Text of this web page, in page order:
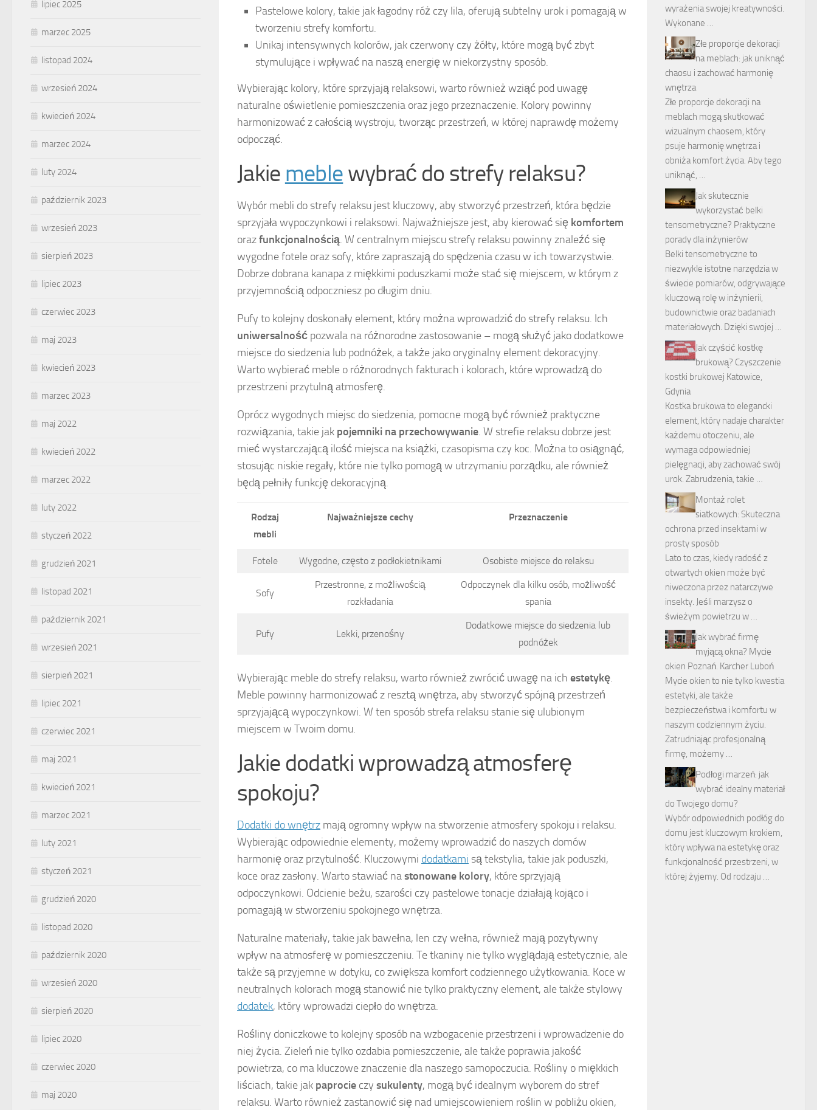
Pastelowe kolory, takie jak łagodny róż czy lila, oferują subtelny urok i pomagają w
tworzeniu strefy komfortu.
Unikaj intensywnych kolorów, jak czerwony czy żółty, które mogą być zbyt
stymulujące i wpływać na naszą energię w niekorzystny sposób.
Wybierając kolory, które sprzyjają relaksowi, warto również wziąć pod uwagę
naturalne oświetlenie pomieszczenia oraz jego przeznaczenie. Kolory powinny
harmonizować z całością wystroju, tworząc przestrzeń, w której naprawdę możemy
odpocząć.
Jakie meblewybrać do strefy relaksu?
Wybór mebli do strefy relaksu jest kluczowy, aby stworzyć przestrzeń, która będzie
sprzyjała wypoczynkowi i relaksowi. Najważniejsze jest, aby kierować się komfortem
orazfunkcjonalnością. W centralnym miejscu strefy relaksu powinny znaleźć się
wygodne fotele oraz sofy, które zapraszają do spędzenia czasu w ich towarzystwie.
Dobrze dobrana kanapa z miękkimi poduszkami może stać się miejscem, w którym z
przyjemnością odpoczniesz po długim dniu.
Pufy to kolejny doskonały element, który można wprowadzić do strefy relaksu. Ich
uniwersalność pozwala na różnorodne zastosowanie – mogą służyć jako dodatkowe
miejsce do siedzenia lub podnóżek, a także jako oryginalny element dekoracyjny.
Warto wybierać meble o różnorodnych fakturach i kolorach, które wprowadzą do
przestrzeni przytulną atmosferę.
Oprócz wygodnych miejsc do siedzenia, pomocne mogą być również praktyczne
rozwiązania, takie jak pojemniki na przechowywanie. W strefie relaksu dobrze jest
mieć wystarczającą ilość miejsca na książki, czasopisma czy koc. Można to osiągnąć,
stosując niskie regały, które nie tylko pomogą w utrzymaniu porządku, ale również
będą pełniły funkcję dekoracyjną.
Rodzaj
mebli
Najważniejsze cechy Przeznaczenie
Fotele Wygodne, często z podłokietnikami Osobiste miejsce do relaksu
Sofy
Przestronne, z możliwością
rozkładania
Odpoczynek dla kilku osób, możliwość
spania
Pufy Lekki, przenośny
Dodatkowe miejsce do siedzenia lub
podnóżek
Wybierając meble do strefy relaksu, warto również zwrócić uwagę na ich estetykę.
Meble powinny harmonizować z resztą wnętrza, aby stworzyć spójną przestrzeń
sprzyjającą wypoczynkowi. W ten sposób strefa relaksu stanie się ulubionym
miejscem w Twoim domu.
Jakie dodatki wprowadzą atmosferę
spokoju?
Dodatki do wnętrz mają ogromny wpływ na stworzenie atmosfery spokoju i relaksu.
Wybierając odpowiednie elementy, możemy wprowadzić do naszych domów
harmonię oraz przytulność. Kluczowymi dodatkami są tekstylia, takie jak poduszki,
koce oraz zasłony. Warto stawiać nastonowane kolory, które sprzyjają
odpoczynkowi. Odcienie beżu, szarości czy pastelowe tonacje działają kojąco i
pomagają w stworzeniu spokojnego wnętrza.
Naturalne materiały, takie jak bawełna, len czy wełna, również mają pozytywny
wpływ na atmosferę w pomieszczeniu. Te tkaniny nie tylko wyglądają estetycznie, ale
także są przyjemne w dotyku, co zwiększa komfort codziennego użytkowania. Koce w
neutralnych kolorach mogą stanowić nie tylko praktyczny element, ale także stylowy
dodatek, który wprowadzi ciepło do wnętrza.
Rośliny doniczkowe to kolejny sposób na wzbogacenie przestrzeni i wprowadzenie do
niej życia. Zieleń nie tylko ozdabia pomieszczenie, ale także poprawia jakość
powietrza, co ma kluczowe znaczenie dla naszego samopoczucia. Rośliny o miękkich
liściach, takie jak paprocie czy sukulenty, mogą być idealnym wyborem do stref
relaksu. Warto również zastanowić się nad umiejscowieniem roślin w pobliżu okien,
lipiec 2025
marzec 2025
listopad 2024
wrzesień 2024
kwiecień 2024
marzec 2024
luty 2024
październik 2023
wrzesień 2023
sierpień 2023
lipiec 2023
czerwiec 2023
maj 2023
kwiecień 2023
marzec 2023
maj 2022
kwiecień 2022
marzec 2022
luty 2022
styczeń 2022
grudzień 2021
listopad 2021
październik 2021
wrzesień 2021
sierpień 2021
lipiec 2021
czerwiec 2021
maj 2021
kwiecień 2021
marzec 2021
luty 2021
styczeń 2021
grudzień 2020
listopad 2020
październik 2020
wrzesień 2020
sierpień 2020
lipiec 2020
czerwiec 2020
maj 2020
wyrażenia swojej kreatywności.
Wykonane …
Złe proporcje dekoracji
na meblach: jak uniknąć
chaosu i zachować harmonię
wnętrza
Złe proporcje dekoracji na
meblach mogą skutkować
wizualnym chaosem, który
psuje harmonię wnętrza i
obniża komfort życia. Aby tego
uniknąć, …
Jak skutecznie
wykorzystać belki
tensometryczne? Praktyczne
porady dla inżynierów
Belki tensometryczne to
niezwykle istotne narzędzia w
świecie pomiarów, odgrywające
kluczową rolę w inżynierii,
budownictwie oraz badaniach
materiałowych. Dzięki swojej …
Jak czyścić kostkę
brukową? Czyszczenie
kostki brukowej Katowice,
Gdynia
Kostka brukowa to elegancki
element, który nadaje charakter
każdemu otoczeniu, ale
wymaga odpowiedniej
pielęgnacji, aby zachować swój
urok. Zabrudzenia, takie …
Montaż rolet
siatkowych: Skuteczna
ochrona przed insektami w
prosty sposób
Lato to czas, kiedy radość z
otwartych okien może być
niweczona przez natarczywe
insekty. Jeśli marzysz o
świeżym powietrzu w …
Jak wybrać firmę
myjącą okna? Mycie
okien Poznań. Karcher Luboń
Mycie okien to nie tylko kwestia
estetyki, ale także
bezpieczeństwa i komfortu w
naszym codziennym życiu.
Zatrudniając profesjonalną
firmę, możemy …
Podłogi marzeń: jak
wybrać idealny materiał
do Twojego domu?
Wybór odpowiednich podłóg do
domu jest kluczowym krokiem,
który wpływa na estetykę oraz
funkcjonalność przestrzeni, w
której żyjemy. Od rodzaju …